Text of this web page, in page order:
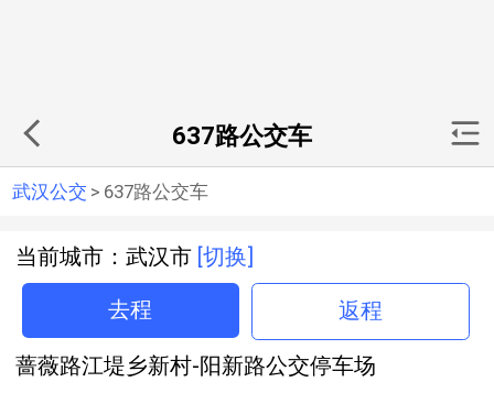
637路公交车
武汉公交 > 637路公交车
当前城市：武汉市 [切换]
去程 返程
蔷薇路江堤乡新村-阳新路公交停车场